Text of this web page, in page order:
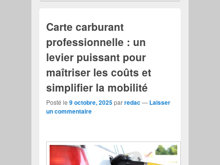
Carte carburant
professionnelle : un
levier puissant pour
maîtriser les coûts et
simplifier la mobilité
Posté le9 octobre, 2025parredac— Laisser
un commentaire